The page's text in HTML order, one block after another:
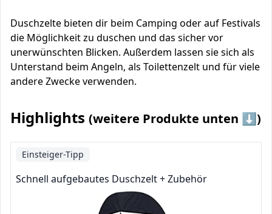
Duschzelte bieten dir beim Camping oder auf Festivals
die Möglichkeit zu duschen und das sicher vor
unerwünschten Blicken. Außerdem lassen sie sich als
Unterstand beim Angeln, als Toilettenzelt und für viele
andere Zwecke verwenden.
Highlights (weitere Produkte unten ⬇️)
Einsteiger-Tipp
Schnell aufgebautes Duschzelt + Zubehör